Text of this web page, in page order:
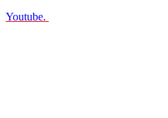
Youtube.